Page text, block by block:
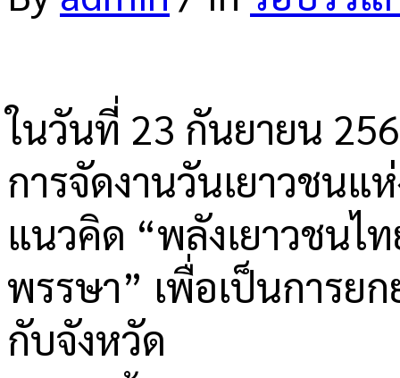
ในวันที่ 23 กันยายน
การจัดงานวันเยาวชนแ
แนวคิด “พลังเยาวชนไ
พรรษา” เพื่อเป็นการยก
กับจังหวัด